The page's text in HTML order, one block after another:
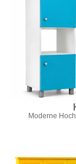
Moderne